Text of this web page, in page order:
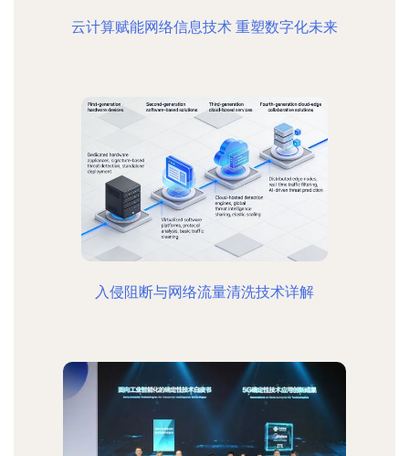
云计算赋能网络信息技术 重塑数字化未来
入侵阻断与网络流量清洗技术详解